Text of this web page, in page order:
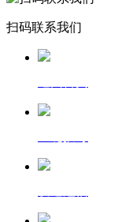
扫码联系我们